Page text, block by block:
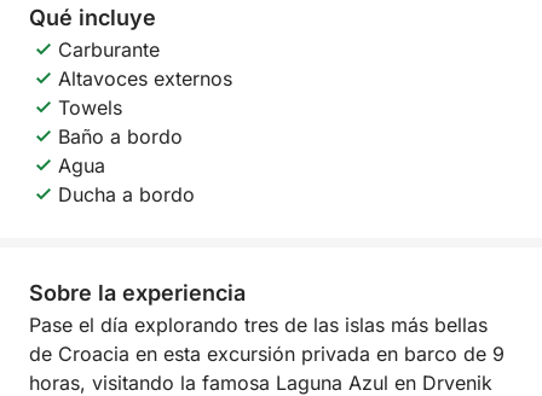
Qué incluye
Carburante
Altavoces externos
Towels
Baño a bordo
Agua
Ducha a bordo
Sobre la experiencia
Pase el día explorando tres de las islas más bellas
de Croacia en esta excursión privada en barco de 9
horas, visitando la famosa Laguna Azul en Drvenik